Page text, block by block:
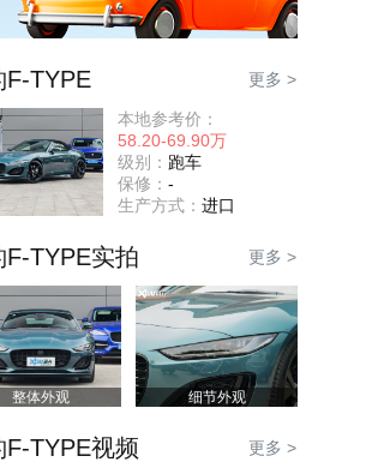
F-TYPE 更多 >
本地参考价：
58.20-69.90万
级别： 跑车
保修： -
生产方式： 进口
F-TYPE实拍 更多 >
整体外观 细节外观
F-TYPE视频 更多 >